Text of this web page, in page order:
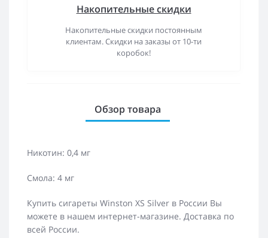
Накопительные скидки
Накопительные скидки постоянным
клиентам. Скидки на заказы от 10-ти
коробок!
Обзор товара
Никотин: 0,4 мг
Смола: 4 мг
Купить сигареты Winston XS Silver в России Вы
можете в нашем интернет-магазине. Доставка по
всей России.